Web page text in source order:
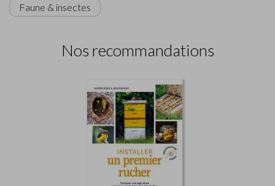
Faune & insectes
Nos recommandations